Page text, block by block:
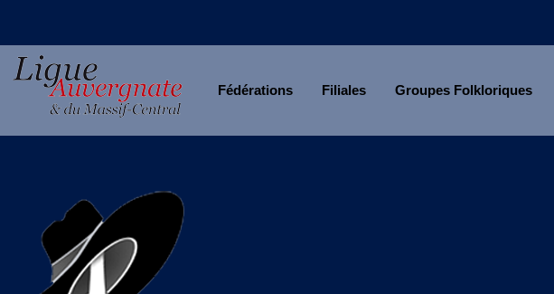
Fédérations Filiales Groupes Folkloriques